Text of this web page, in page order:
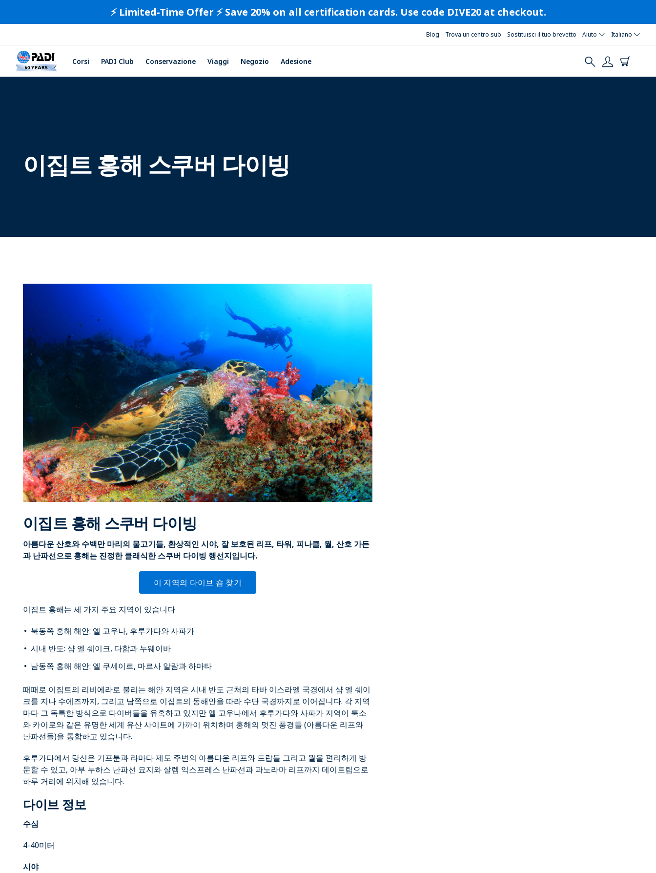
⚡️ Limited-Time Offer ⚡️ Save 20% on all certification cards. Use code DIVE20 at checkout.
Blog Trova un centro sub Sostituisci il tuo brevetto Aiuto Italiano
Corsi PADI Club Conservazione Viaggi Negozio Adesione
이집트 홍해 스쿠버 다이빙
이집트 홍해 스쿠버 다이빙
아름다운 산호와 수백만 마리의 물고기들, 환상적인 시야, 잘 보호된 리프, 타워, 피나클, 월, 산호 가든
과 난파선으로 홍해는 진정한 클래식한 스쿠버 다이빙 행선지입니다.
이 지역의 다이브 숍 찾기
이집트 홍해는 세 가지 주요 지역이 있습니다
북동쪽 홍해 해안: 엘 고우나, 후루가다와 사파가
시내 반도: 샴 엘 쉐이크, 다합과 누웨이바
남동쪽 홍해 해안: 엘 쿠세이르, 마르사 알람과 하마타
때때로 이집트의 리비에라로 불리는 해안 지역은 시내 반도 근처의 타바 이스라엘 국경에서 샴 엘 쉐이
크를 지나 수에즈까지, 그리고 남쪽으로 이집트의 동해안을 따라 수단 국경까지로 이어집니다. 각 지역
마다 그 독특한 방식으로 다이버들을 유혹하고 있지만 엘 고우나에서 후루가다와 사파가 지역이 룩소
와 카이로와 같은 유명한 세계 유산 사이트에 가까이 위치하며 홍해의 멋진 풍경들 (아름다운 리프와
난파선들)을 통합하고 있습니다.
후루가다에서 당신은 기프툰과 라마다 제도 주변의 아름다운 리프와 드랍들 그리고 월을 편리하게 방
문할 수 있고, 아부 누하스 난파선 묘지와 살렘 익스프레스 난파선과 파노라마 리프까지 데이트립으로
하루 거리에 위치해 있습니다.
다이브 정보
수심
4-40미터
시야